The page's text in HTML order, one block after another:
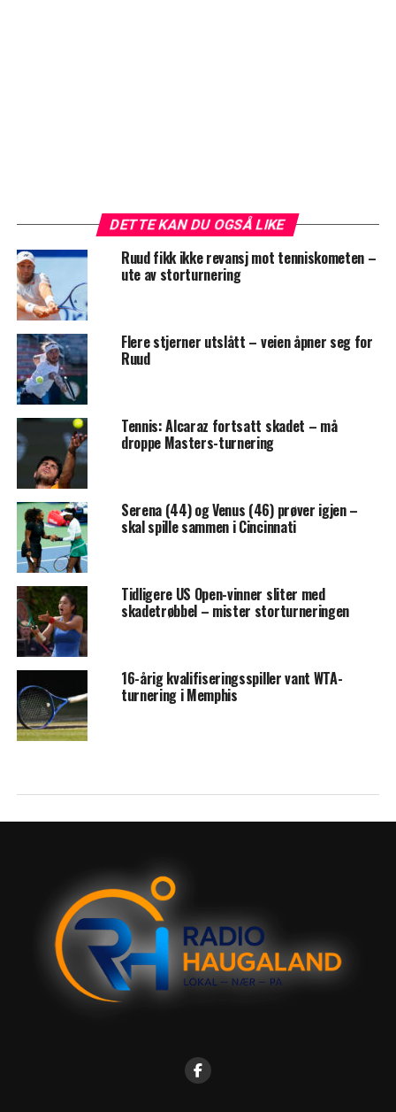
DETTE KAN DU OGSÅ LIKE
Ruud fikk ikke revansj mot tenniskometen –
ute av storturnering
Flere stjerner utslått – veien åpner seg for
Ruud
Tennis: Alcaraz fortsatt skadet – må
droppe Masters-turnering
Serena (44) og Venus (46) prøver igjen –
skal spille sammen i Cincinnati
Tidligere US Open-vinner sliter med
skadetrøbbel – mister storturneringen
16-årig kvalifiseringsspiller vant WTA-
turnering i Memphis